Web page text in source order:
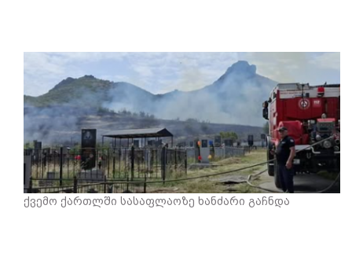
ქვემო ქართლში სასაფლაოზე ხანძარი გაჩნდა